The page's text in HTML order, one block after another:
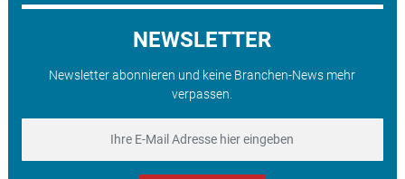
NEWSLETTER
Newsletter abonnieren und keine Branchen-News mehr
verpassen.